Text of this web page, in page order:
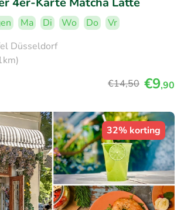
Ma Di Wo Do
Vr
Düsseldorf
€14,50 €9,90
32% korting